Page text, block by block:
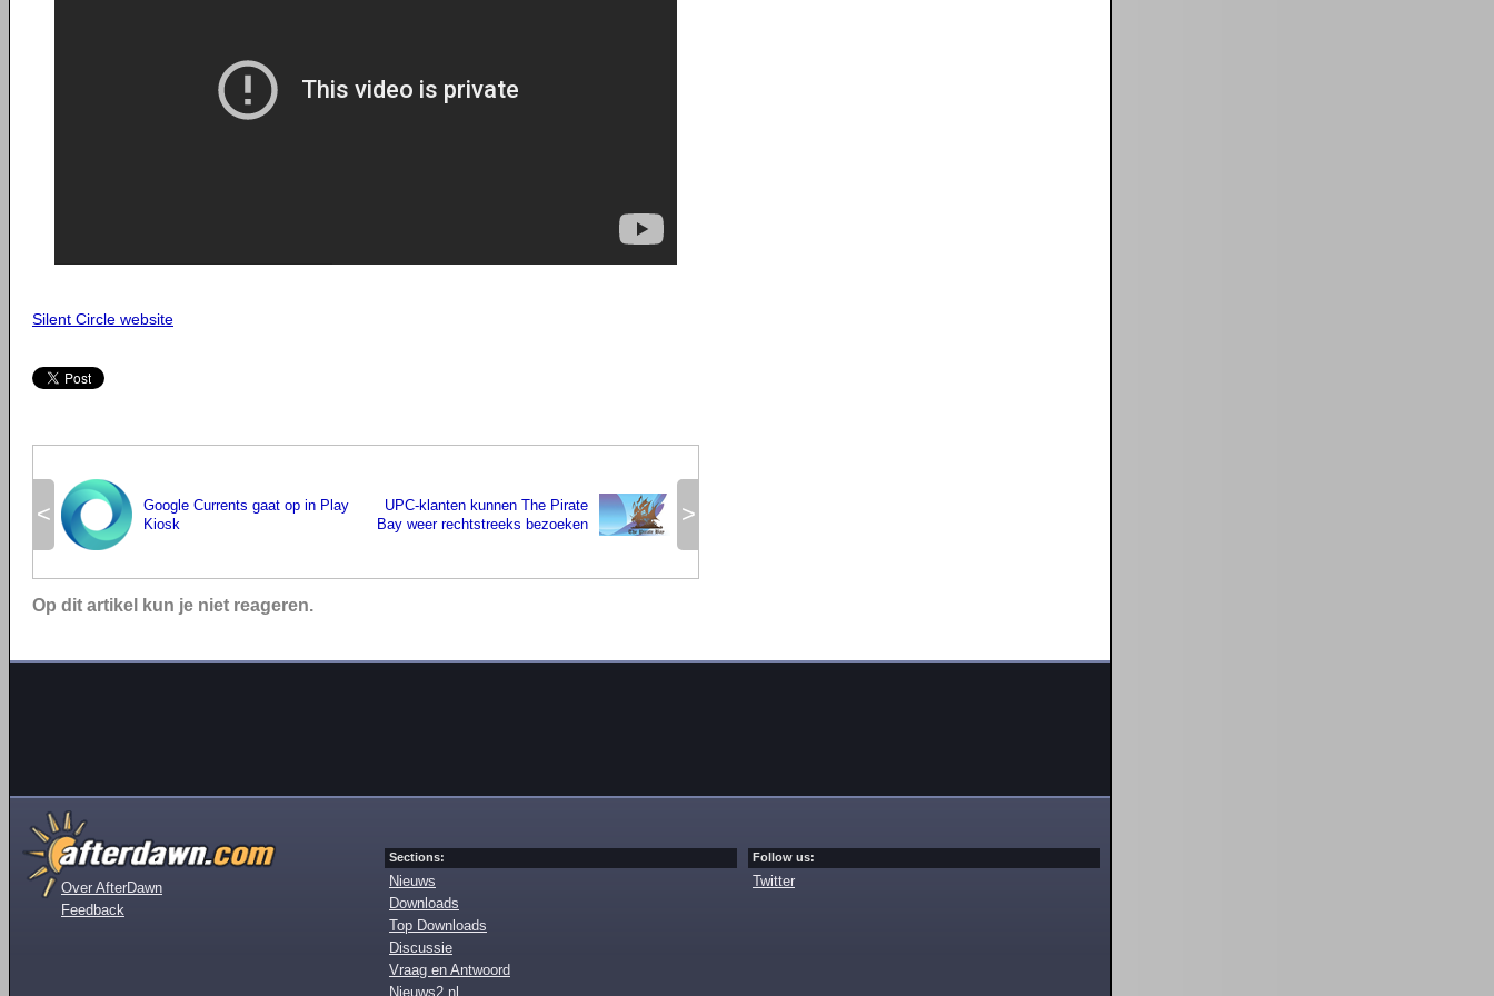
Silent Circle website
<
Google Currents gaat op in Play
Kiosk
>
UPC-klanten kunnen The Pirate
Bay weer rechtstreeks bezoeken
Op dit artikel kun je niet reageren.
Over AfterDawn
Feedback
Sections:
Nieuws
Downloads
Top Downloads
Discussie
Vraag en Antwoord
Nieuws2.nl
Follow us:
Twitter